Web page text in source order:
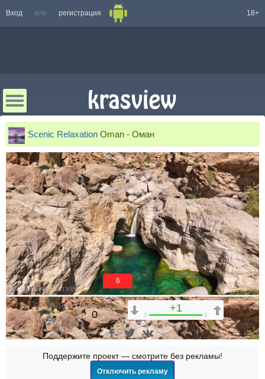
Вход или регистрация 18+
Scenic Relaxation Oman - Оман
6
Просмотры
1
За сегодня
0
+1
0 1
Поддержите проект — смотрите без рекламы!
Отключить рекламу